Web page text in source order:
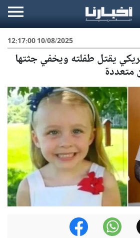
10/08/2025 12:17:00
يقتل طفلته ويخفي جثتها
متعددة